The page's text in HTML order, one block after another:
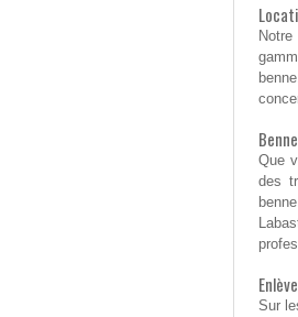
Que
des
Sur